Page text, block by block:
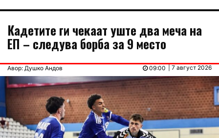
Кадетите ги чекаат уште два меча на
ЕП – следува борба за 9 место
Авор: Душко Андов | 7 август 2026
09:00